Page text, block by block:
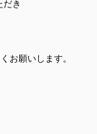
き
お願いします。